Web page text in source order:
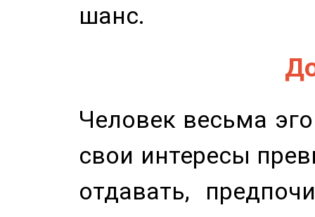
шанс.
Человек весьма
свои интересы
отдавать,